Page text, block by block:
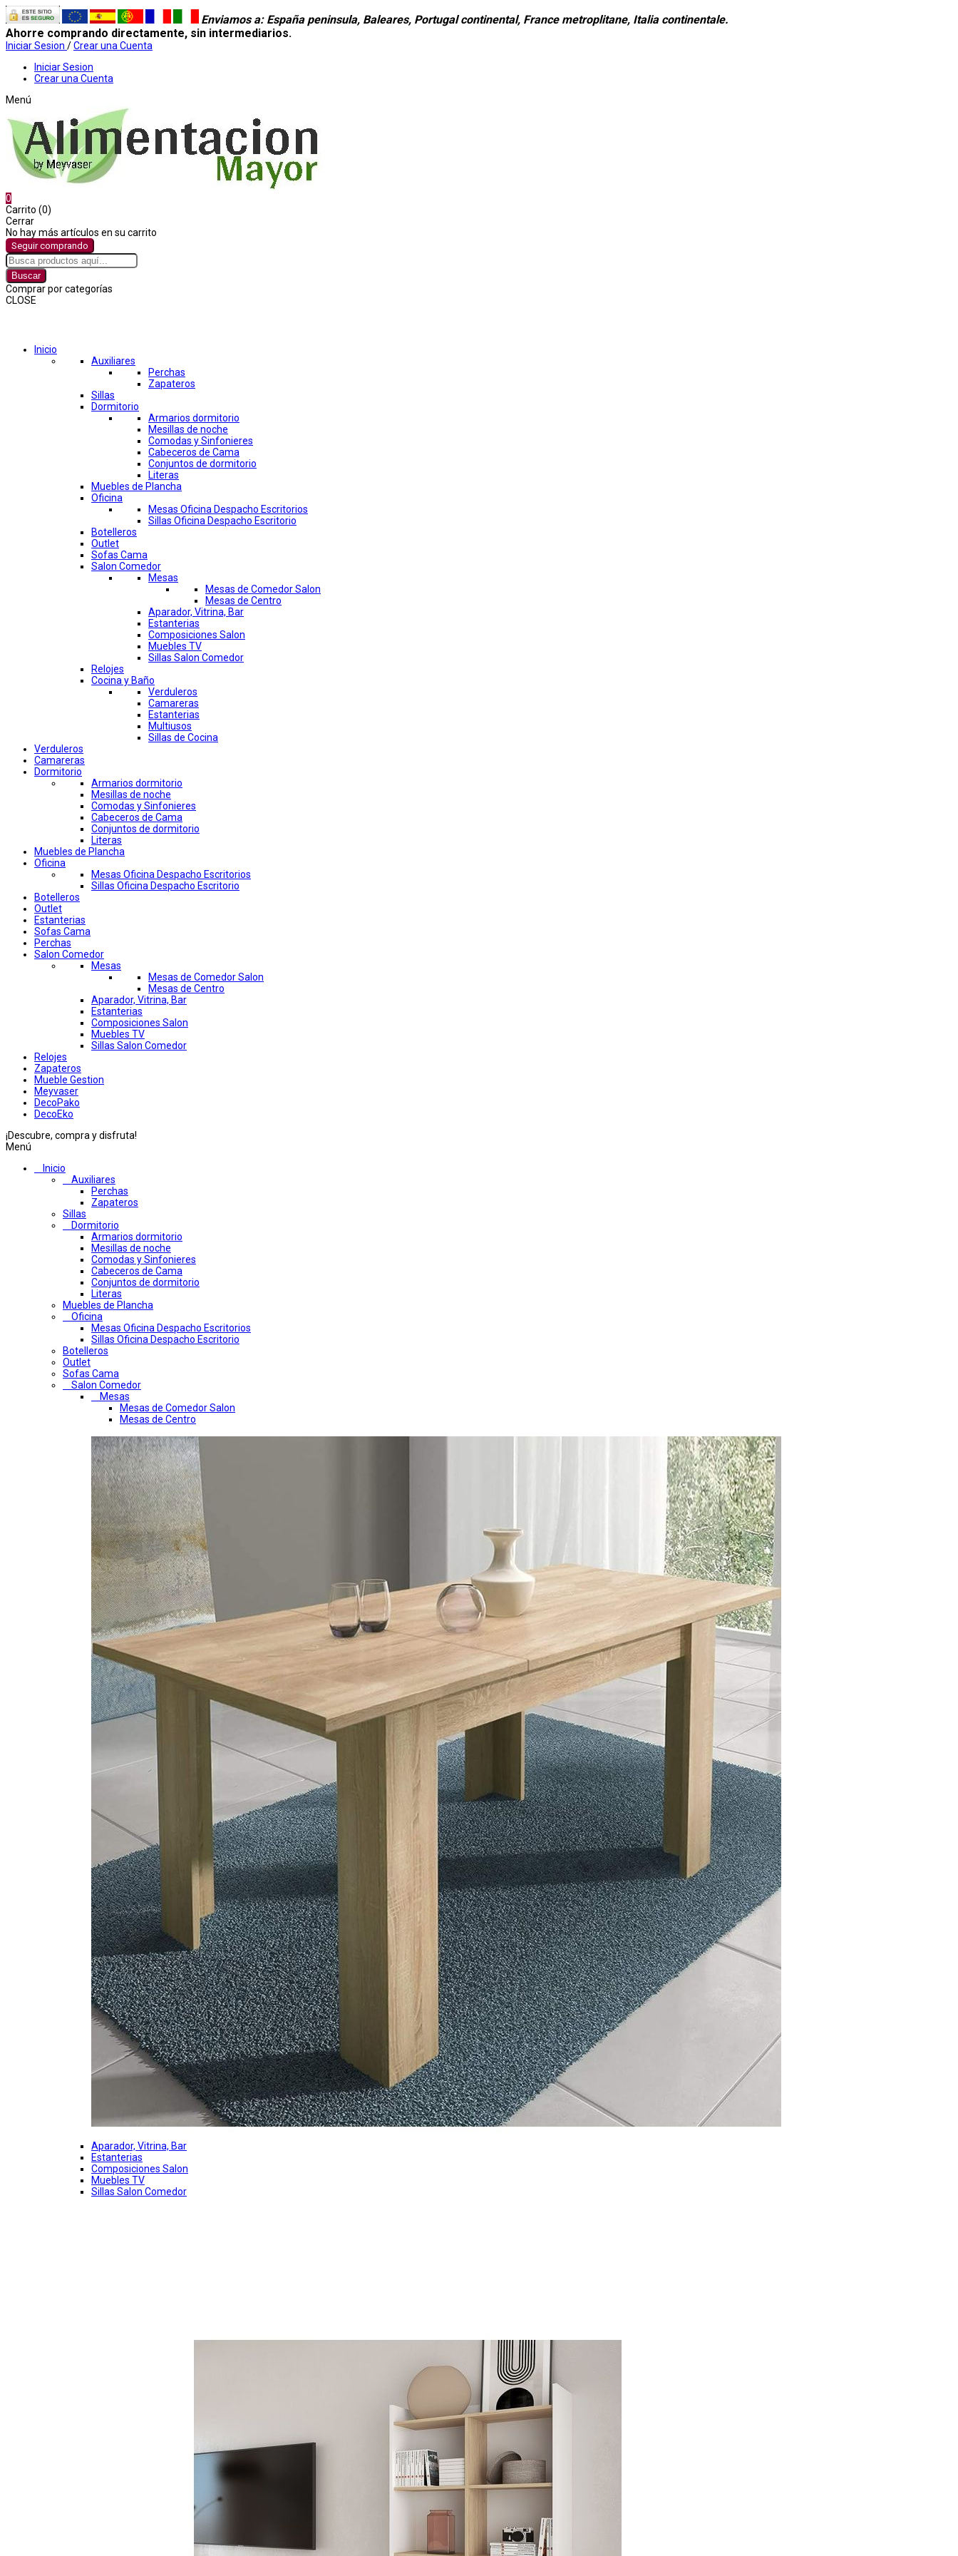
Enviamos a: España peninsula, Baleares, Portugal continental, France metroplitane, Italia continentale.
Ahorre comprando directamente, sin intermediarios.
Iniciar Sesion /Crear una Cuenta
Iniciar Sesion
Crear una Cuenta
Menú
0
Carrito (0)
Cerrar
No hay más artículos en su carrito
Seguir comprando
Buscar
Comprar por categorías
CLOSE
Inicio
Auxiliares
Perchas
Zapateros
Sillas
Dormitorio
Armarios dormitorio
Mesillas de noche
Comodas y Sinfonieres
Cabeceros de Cama
Conjuntos de dormitorio
Literas
Muebles de Plancha
Oficina
Mesas Oficina Despacho Escritorios
Sillas Oficina Despacho Escritorio
Botelleros
Outlet
Sofas Cama
Salon Comedor
Mesas
Mesas de Comedor Salon
Mesas de Centro
Aparador, Vitrina, Bar
Estanterias
Composiciones Salon
Muebles TV
Sillas Salon Comedor
Relojes
Cocina y Baño
Verduleros
Camareras
Estanterias
Multiusos
Sillas de Cocina
Verduleros
Camareras
Dormitorio
Armarios dormitorio
Mesillas de noche
Comodas y Sinfonieres
Cabeceros de Cama
Conjuntos de dormitorio
Literas
Muebles de Plancha
Oficina
Mesas Oficina Despacho Escritorios
Sillas Oficina Despacho Escritorio
Botelleros
Outlet
Estanterias
Sofas Cama
Perchas
Salon Comedor
Mesas
Mesas de Comedor Salon
Mesas de Centro
Aparador, Vitrina, Bar
Estanterias
Composiciones Salon
Muebles TV
Sillas Salon Comedor
Relojes
Zapateros
Mueble Gestion
Meyvaser
DecoPako
DecoEko
¡Descubre, compra y disfruta!
Menú
Inicio
Auxiliares
Perchas
Zapateros
Sillas
Dormitorio
Armarios dormitorio
Mesillas de noche
Comodas y Sinfonieres
Cabeceros de Cama
Conjuntos de dormitorio
Literas
Muebles de Plancha
Oficina
Mesas Oficina Despacho Escritorios
Sillas Oficina Despacho Escritorio
Botelleros
Outlet
Sofas Cama
Salon Comedor
Mesas
Mesas de Comedor Salon
Mesas de Centro
Aparador, Vitrina, Bar
Estanterias
Composiciones Salon
Muebles TV
Sillas Salon Comedor